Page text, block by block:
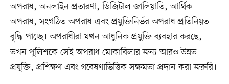
অপরাধ, অনলাইন প্রতারণা, ডিজিটাল জালিয়াতি, আর্থিক
অপরাধ, সংগঠিত অপরাধ এবং প্রযুক্তিনির্ভর অপরাধ প্রতিনিয়ত
বৃদ্ধি পাচ্ছে। অপরাধীরা যখন আধুনিক প্রযুক্তি ব্যবহার করছে,
তখন পুলিশকে সেই অপরাধ মোকাবিলার জন্য আরও উন্নত
প্রযুক্তি, প্রশিক্ষণ এবং গবেষণাভিত্তিক সক্ষমতা প্রদান করা জরুরি।